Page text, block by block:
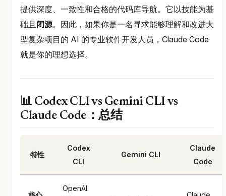
提供深度、一致性和合格的代码库导航。它以技能为基
础且 闭源。因此，如果你是一名寻求能够理解和改进大
型复杂项目的 AI 的专业软件开发人员，Claude Code
就是你的理想选择。
📊 Codex CLI vs Gemini CLI vs
Claude Code：总结
特性
Codex
CLI
Gemini CLI
Claude
Code
OpenAI